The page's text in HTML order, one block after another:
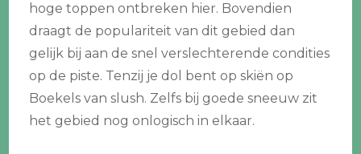
hoge toppen ontbreken hier. Bovendien
draagt de populariteit van dit gebied dan
gelijk bij aan de snel verslechterende condities
op de piste. Tenzij je dol bent op skiën op
Boekels van slush. Zelfs bij goede sneeuw zit
het gebied nog onlogisch in elkaar.